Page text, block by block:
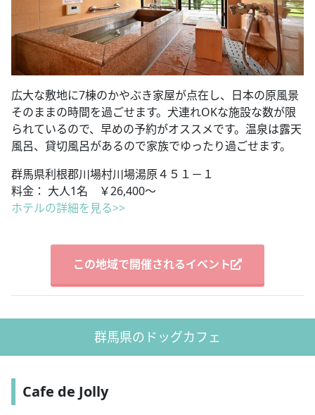
広大な敷地に7棟のかやぶき家屋が点在し、日本の原風景
そのままの時間を過ごせます。犬連れOKな施設な数が限
られているので、早めの予約がオススメです。温泉は露天
風呂、貸切風呂があるので家族でゆったり過ごせます。
群馬県利根郡川場村川場湯原４５１－１
料金： 大人1名 ￥26,400～
ホテルの詳細を見る>>
この地域で開催されるイベント
群馬県のドッグカフェ
Cafe de Jolly